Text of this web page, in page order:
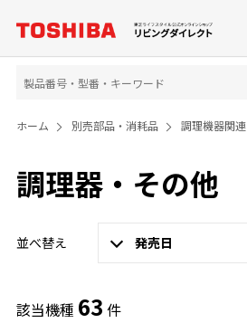
ホーム 別売部品・消耗品 調理機器関連
調理器・その他
並べ替え 発売日
該当機種 63 件